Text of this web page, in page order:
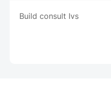
Build consult Ivs